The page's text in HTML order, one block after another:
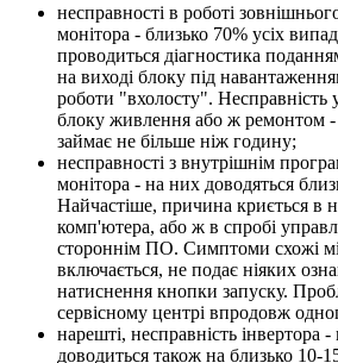
несправності в роботі
монітора - близько 70% усіх
проводиться діагностика
на виході блоку під
роботи "вхолосту". Несправність
блоку живлення або ж ремонтом -
займає не більше ніж годину;
несправності з внутрішнім
монітора - на них доводяться
Найчастіше, причина криється в
комп'ютера, або ж в спробі
стороннім ПО. Симптоми схожі
включається, не подає ніяких
натиснення кнопки запуску.
сервісному центрі впродовж
нарешті, несправність інвертора
доводиться також на близько 10-